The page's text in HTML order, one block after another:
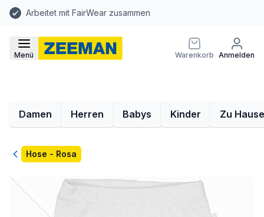
Arbeitet mit FairWear zusammen
Menü Warenkorb Anmelden
Damen Herren Babys Kinder Zu Hause
ZurückHose - Rosa